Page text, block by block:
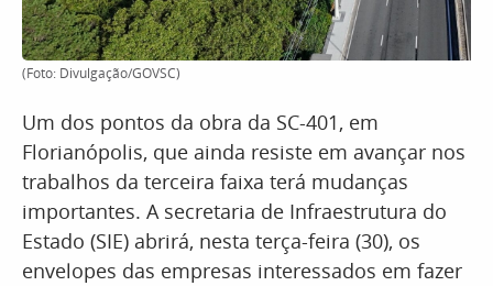
(Foto: Divulgação/GOVSC)
Um dos pontos da obra da SC-401, em
Florianópolis, que ainda resiste em avançar nos
trabalhos da terceira faixa terá mudanças
importantes. A secretaria de Infraestrutura do
Estado (SIE) abrirá, nesta terça-feira (30), os
envelopes das empresas interessados em fazer